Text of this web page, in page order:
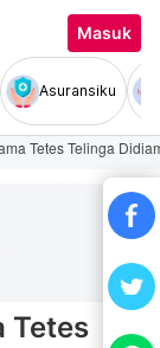
Masuk
Asuransiku
Tetes Telinga
Tetes